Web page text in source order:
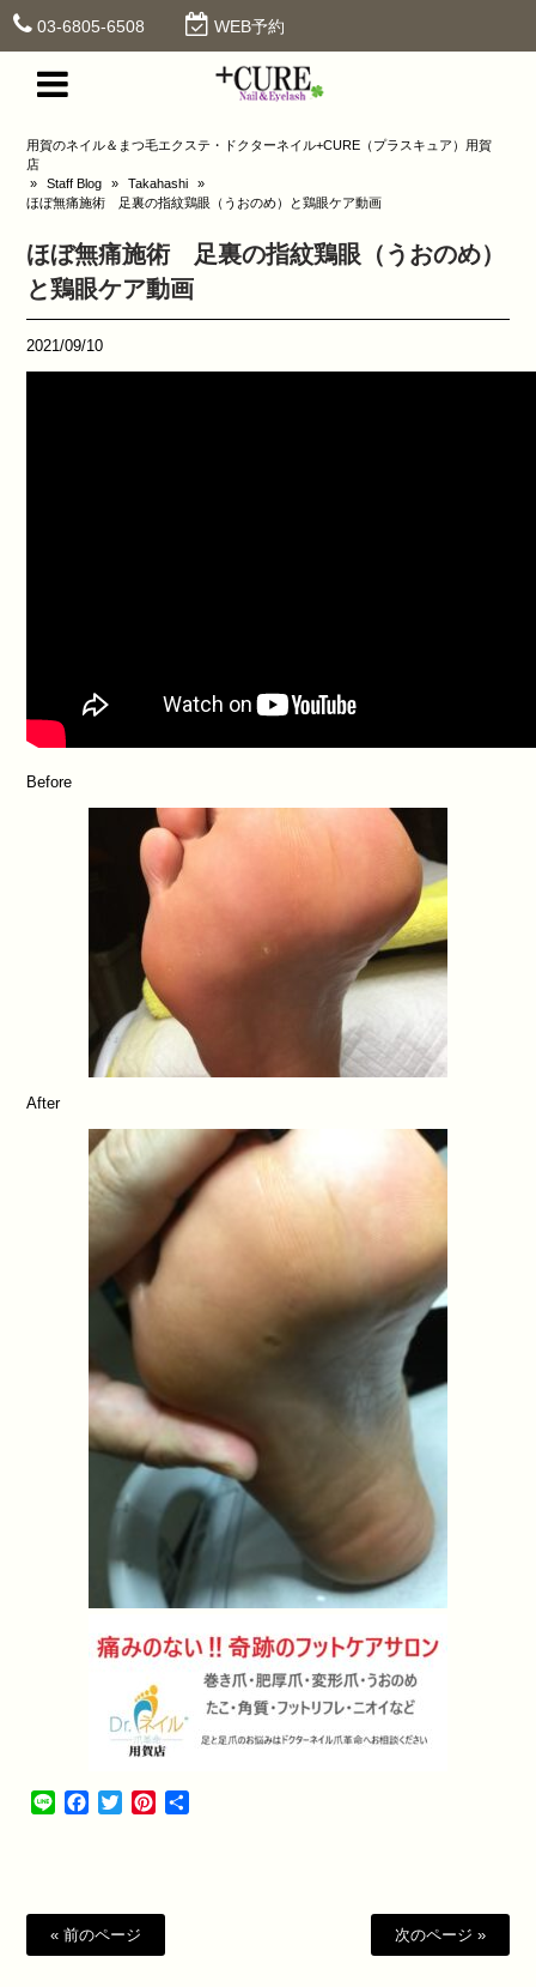
03-6805-6508 WEB予約
用賀のネイル＆まつ毛エクステ・ドクターネイル+CURE（プラスキュア）用賀
店
»
Staff Blog » Takahashi
»
ほぼ無痛施術 足裏の指紋鶏眼（うおのめ）と鶏眼ケア動画
ほぼ無痛施術 足裏の指紋鶏眼（うおのめ）
と鶏眼ケア動画
2021/09/10
Before
After
Line Facebook
TwitterPinterest
« 前のページ 次のページ »